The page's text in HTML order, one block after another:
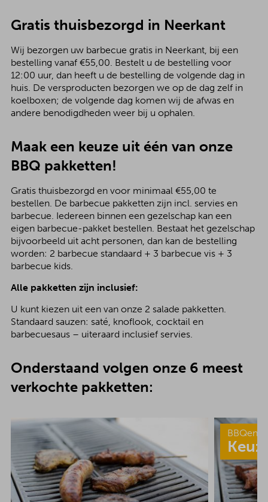
Gratis thuisbezorgd in Neerkant
Wij bezorgen uw barbecue gratis in Neerkant, bij een
bestelling vanaf €55,00. Bestelt u de bestelling voor
12:00 uur, dan heeft u de bestelling de volgende dag in
huis. De versproducten bezorgen we op de dag zelf in
koelboxen; de volgende dag komen wij de afwas en
andere benodigdheden weer bij u ophalen.
Maak een keuze uit één van onze
BBQ pakketten!
Gratis thuisbezorgd en voor minimaal €55,00 te
bestellen. De barbecue pakketten zijn incl. servies en
barbecue. Iedereen binnen een gezelschap kan een
eigen barbecue-pakket bestellen. Bestaat het gezelschap
bijvoorbeeld uit acht personen, dan kan de bestelling
worden: 2 barbecue standaard + 3 barbecue vis + 3
barbecue kids.
Alle pakketten zijn inclusief:
U kunt kiezen uit een van onze 2 salade pakketten.
Standaard sauzen: saté, knoflook, cocktail en
barbecuesaus – uiteraard inclusief servies.
Onderstaand volgen onze 6 meest
verkochte pakketten: